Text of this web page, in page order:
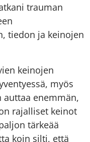
trauman
tiedon ja keinojen
keinojen
myös
enemmän,
rajalliset keinot
tärkeää
koin silti, että